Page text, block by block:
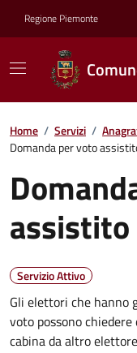
Regione Piemonte
Home / Servizi /
Domanda per voto
assistito
Servizio Attivo
Gli elettori che hanno
voto possono
cabina da altro